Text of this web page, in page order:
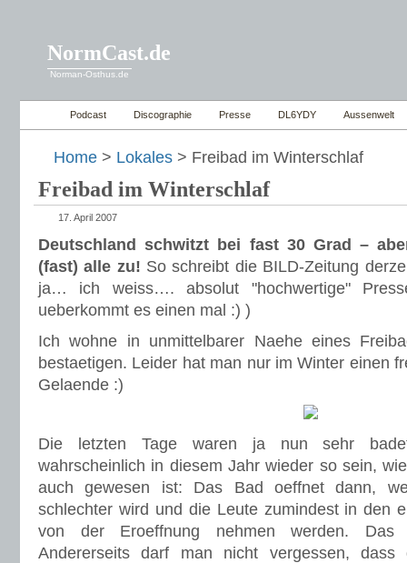
NormCast.de
Norman-Osthus.de
Podcast Discographie Presse DL6YDY Aussenwelt
Home > Lokales > Freibad im Winterschlaf
Freibad im Winterschlaf
17. April 2007
Deutschland schwitzt bei fast 30 Grad –
(fast) alle zu! So schreibt die BILD-Zeitung
ja… ich weiss…. absolut "hochwertige"
ueberkommt es einen mal :) )
Ich wohne in unmittelbarer Naehe eines
bestaetigen. Leider hat man nur im Winter einen
Gelaende :)
Die letzten Tage waren ja nun sehr
wahrscheinlich in diesem Jahr wieder so sein,
auch gewesen ist: Das Bad oeffnet dann,
schlechter wird und die Leute zumindest in den
von der Eroeffnung nehmen werden. Das
Andererseits darf man nicht vergessen, dass